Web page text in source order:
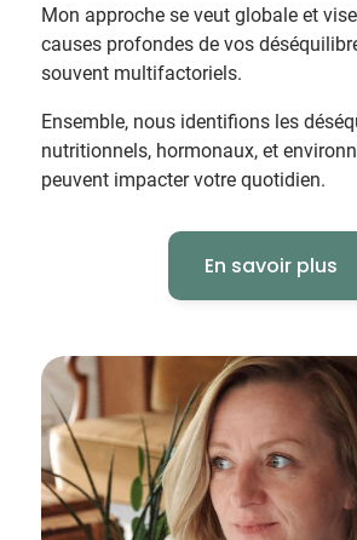
Mon approche se veut globale et
causes profondes de vos
souvent multifactoriels.
Ensemble, nous identifions les
nutritionnels, hormonaux, et
peuvent impacter votre quotidien.
En savoir plus